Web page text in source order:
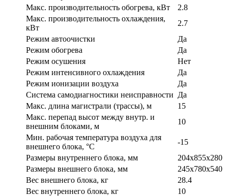
Макс. производительность обогрева, кВт
2.8
Макс. производительность охлаждения,
кВт
2.7
Режим автоочистки
Да
Режим обогрева
Да
Режим осушения
Нет
Режим интенсивного охлаждения
Да
Режим ионизации воздуха
Да
Система самодиагностики неисправности Да
Макс. длина магистрали (трассы), м
15
Макс. перепад высот между внутр. и
внешним блоками, м
10
Мин. рабочая температура воздуха для
внешнего блока, °С
-15
Размеры внутреннего блока, мм
204х855х280
Размеры внешнего блока, мм
245х780х540
Вес внешнего блока, кг
28.4
Вес внутреннего блока, кг
10